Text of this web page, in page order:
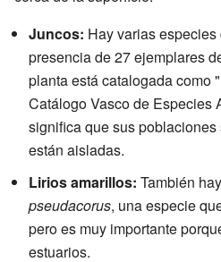
Juncos: Hay varias
presencia de 27 ejemplares
planta está catalogada como
Catálogo Vasco de Especies
significa que sus
están aisladas.
Lirios amarillos: También
pseudacorus, una especie
pero es muy importante
estuarios.